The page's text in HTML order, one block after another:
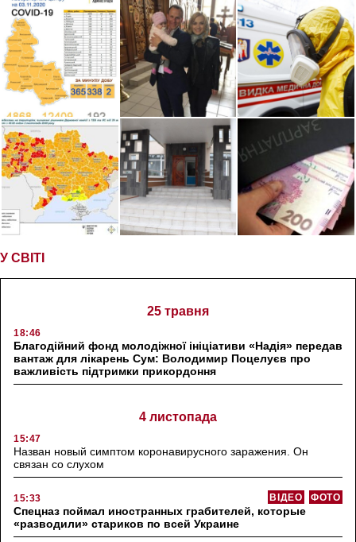
У СВІТІ
25 травня
18:46
Благодійний фонд молодіжної ініціативи «Надія» передав
вантаж для лікарень Сум: Володимир Поцелуєв про
важливість підтримки прикордоння
4 листопада
15:47
Назван новый симптом коронавирусного заражения. Он
связан со слухом
15:33 ФОТО
ВІДЕО
Спецназ поймал иностранных грабителей, которые
«разводили» стариков по всей Украине